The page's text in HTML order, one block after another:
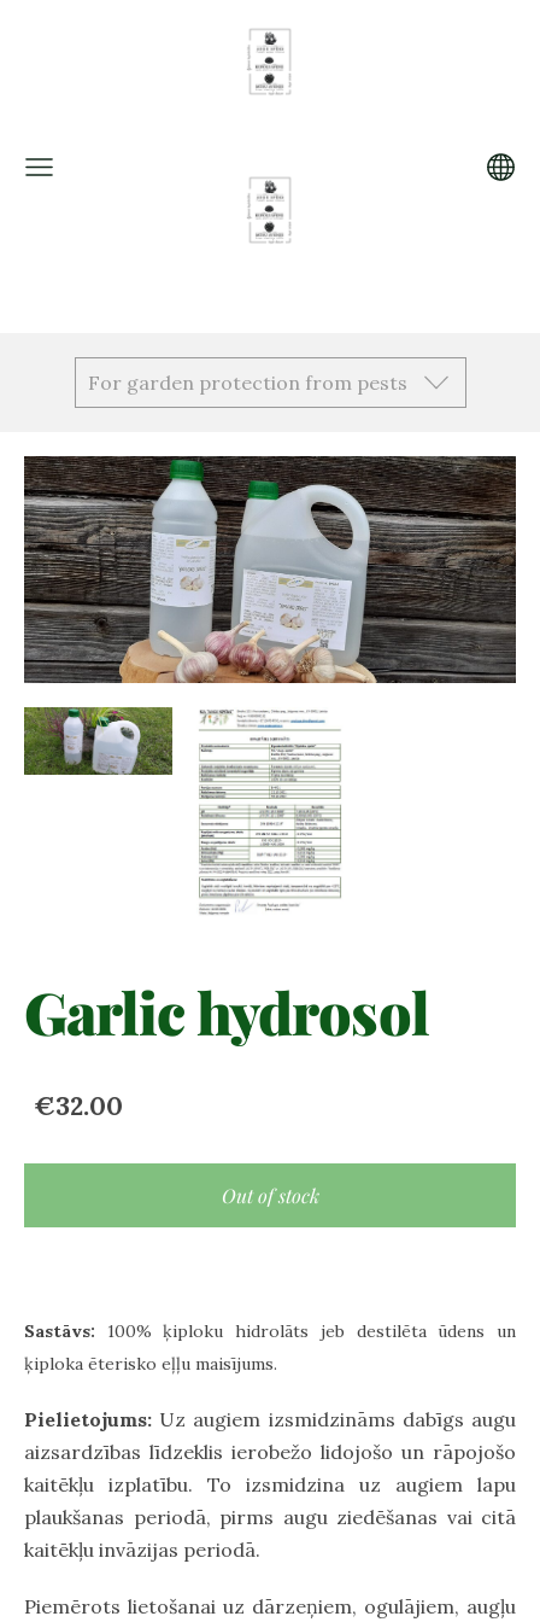
For garden protection from pests
Garlic hydrosol
€32.00
Out of stock
Sastāvs: 100% ķiploku hidrolāts jeb destilēta ūdens un
ķiploka ēterisko eļļu maisījums.
Pielietojums: Uz augiem izsmidzināms dabīgs augu
aizsardzības līdzeklis ierobežo lidojošo un rāpojošo
kaitēkļu izplatību. To izsmidzina uz augiem lapu
plaukšanas periodā, pirms augu ziedēšanas vai citā
kaitēkļu invāzijas periodā.
Piemērots lietošanai uz dārzeņiem, ogulājiem, augļu